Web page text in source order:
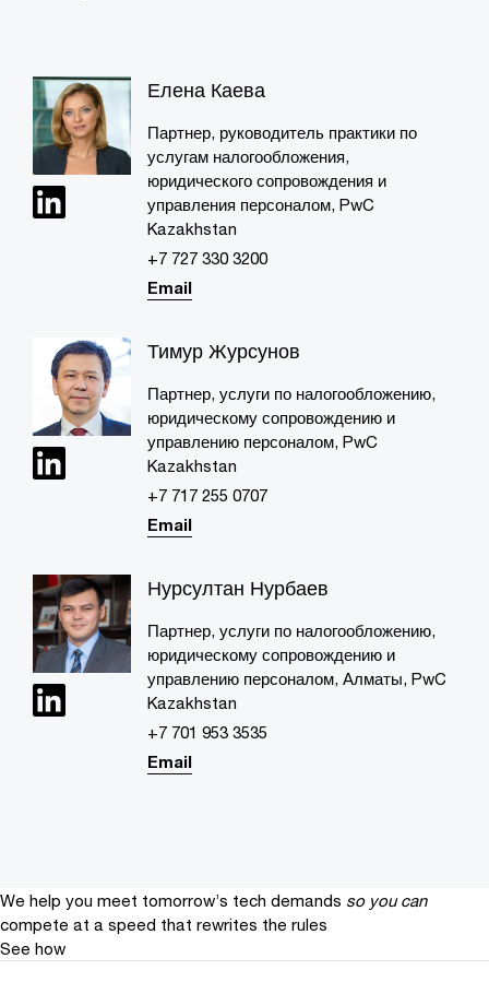
Елена Каева
Партнер, руководитель практики по
услугам налогообложения,
юридического сопровождения и
управления персоналом, PwC
Kazakhstan
+7 727 330 3200
Email
Тимур Журсунов
Партнер, услуги по налогообложению,
юридическому сопровождению и
управлению персоналом, PwC
Kazakhstan
+7 717 255 0707​
Email
Нурсултан Нурбаев
Партнер, услуги по налогообложению,
юридическому сопровождению и
управлению персоналом, Алматы, PwC
Kazakhstan
+7 701 953 3535
Email
We help you meet tomorrow’s tech demands so you can
compete at a speed that rewrites the rules
See how